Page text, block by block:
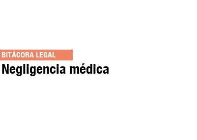
BITÁCORA LEGAL
Negligencia médica